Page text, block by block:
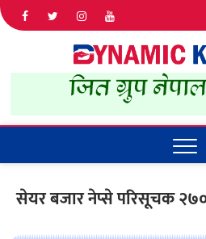
सेयर बजार नेप्से परिसूचक